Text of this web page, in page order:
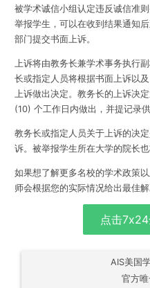
被学术诚信小组认定违反诚信准
举报学生，可以在收到结果通知
部门提交书面上诉。
上诉将由教务长兼学术事务执行
长或指定人员将根据书面上诉以
上诉做出决定。教务长的上诉决
(10) 个工作日内做出，并提记录
教务长或指定人员关于上诉的决
诉。被举报学生所在大学的院长
如果想了解更多名校的学术政策
师会根据您的实际情况给出最佳解
点击
AIS美国
官方